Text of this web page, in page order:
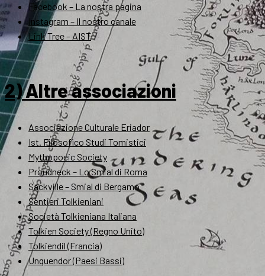
Facebook – La nostra pagina
Instagram – Il nostro canale
Link Tree – AIST
2) Altre associazioni
Associazione Culturale Eriador
Ist. Filosofico Studi Tomistici
Mythopoeic Society
Proudneck – Lo Smial di Roma
Sackville – Smial di Bergamo
Sentieri Tolkieniani
Società Tolkieniana Italiana
Tolkien Society (Regno Unito)
Tolkiendil (Francia)
Unquendor (Paesi Bassi)